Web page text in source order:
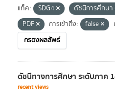
แท็ค: SDG4 ดัชนีการศึกษา
PDF
การเข้าถึง: false
กรองผลลัพธ์
ดัชนีทางการศึกษา ระดับภาค
recent views